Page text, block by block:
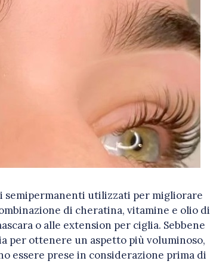
semipermanenti utilizzati per migliorare
di cheratina, vitamine e olio di
o alle extension per ciglia. Sebbene
per ottenere un aspetto più voluminoso,
essere prese in considerazione prima di